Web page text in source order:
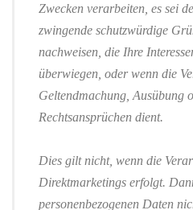
Zwecken verarbeiten, es sei
zwingende schutzwürdige
nachweisen, die Ihre
überwiegen, oder wenn die
Geltendmachung, Ausübung
Rechtsansprüchen dient.
Dies gilt nicht, wenn die
Direktmarketings erfolgt.
personenbezogenen Daten